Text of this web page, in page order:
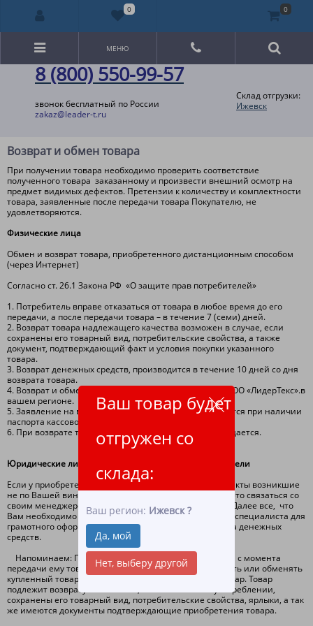
8 (800) 550-99-57
звонок бесплатный по России
zakaz@leader-t.ru
Склад отгрузки:
Ижевск
Ваш товар будет
отгружен со
склада:
Ваш регион: Ижевск ?
Да, мой
Нет, выберу другой
МЕНЮ
Возврат и обмен товара
При получении товара необходимо проверить соответствие
полученного товара заказанному и произвести внешний осмотр на
предмет видимых дефектов. Претензии к количеству и комплектности
товара, заявленные после передачи товара Покупателю, не
удовлетворяются.
Физические лица
Обмен и возврат товара, приобретенного дистанционным способом
(через Интернет)
Согласно ст. 26.1 Закона РФ «О защите прав потребителей»
1. Потребитель вправе отказаться от товара в любое время до его
передачи, а после передачи товара – в течение 7 (семи) дней.
2. Возврат товара надлежащего качества возможен в случае, если
сохранены его товарный вид, потребительские свойства, а также
документ, подтверждающий факт и условия покупки указанного
товара.
3. Возврат денежных средств, производится в течение 10 дней со дня
возврата товара.
4. Возврат и обмен товара производится на складе ООО «ЛидерТекс».в
вашем регионе.
5. Заявление на возврат денежных средств оформляется при наличии
паспорта кассового или товарного чека!
6. При возврате товара стоимость доставки не возмещается.
Юридические лица и индивидуальные предприниматели
Если у приобретенного товара были обнаружены дефекты возникшие
не по Вашей вине первое, что необходимо сделать – это связаться со
своим менеджером и сообщить о выявленном браке. Далее все, что
Вам необходимо - это следовать инструкциям нашего специалиста для
грамотного оформления замены товара либо возврата денежных
средств.
Напоминаем: Покупатель вправе, в течении 14 дней с момента
передачи ему товара ненадлежащего качества, вернуть или обменять
купленный товар в месте покупки на аналогичный товар. Товар
подлежит возврату или замене, если он не был в употреблении,
сохранены его товарный вид, потребительские свойства, ярлыки, а так
же имеются документы подтверждающие приобретения товара.
0 0